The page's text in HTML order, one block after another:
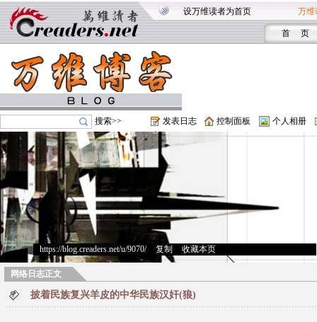
设万维读者为首页 万维
首 页
搜索>> 发表日志 控制面板 个人相册
https://blog.creaders.net/u/9070/> 复制 收藏本页
网络日志正文
披着民族复兴羊皮的中华民族汉奸(狼)